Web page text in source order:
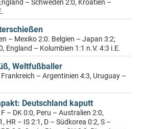
– Schweden 2:0, Kroatien –
– Mexiko 2:0. Belgien – Japan 3:2;
England – Kolumbien 1:1 n.V. 4:3 i.E.
Weltfußballer
– Argentinien 4:3, Uruguay –
Deutschland kaputt
– DK 0:0, Peru – Australien 2:0,
HR – IS 2:1, D – Südkorea 0:2, S –